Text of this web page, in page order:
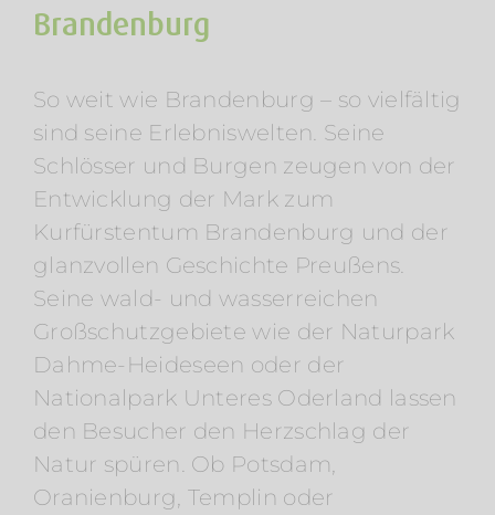
Brandenburg
So weit wie Brandenburg – so vielfältig
sind seine Erlebniswelten. Seine
Schlösser und Burgen zeugen von der
Entwicklung der Mark zum
Kurfürstentum Brandenburg und der
glanzvollen Geschichte Preußens.
Seine wald- und wasserreichen
Großschutzgebiete wie der Naturpark
Dahme-Heideseen oder der
Nationalpark Unteres Oderland lassen
den Besucher den Herzschlag der
Natur spüren. Ob Potsdam,
Oranienburg, Templin oder